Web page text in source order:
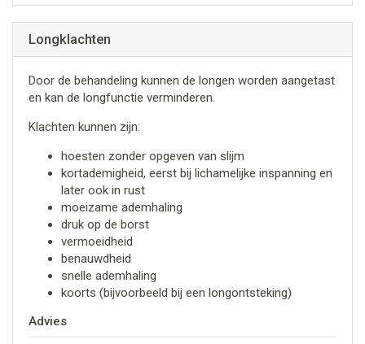
Longklachten
Door de behandeling kunnen de longen worden aangetast
en kan de longfunctie verminderen.
Klachten kunnen zijn:
hoesten zonder opgeven van slijm
kortademigheid, eerst bij lichamelijke inspanning en
later ook in rust
moeizame ademhaling
druk op de borst
vermoeidheid
benauwdheid
snelle ademhaling
koorts (bijvoorbeeld bij een longontsteking)
Advies